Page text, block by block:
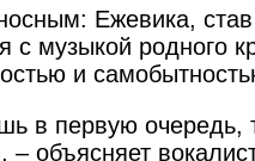
Ежевика,
с музыкой родного
и
в первую очередь,
– объясняет